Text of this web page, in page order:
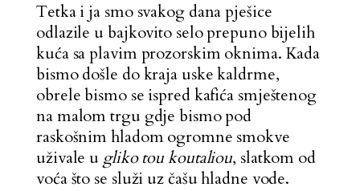
Tetka i ja smo svakog dana pješice
odlazile u bajkovito selo prepuno bijelih
kuća sa plavim prozorskim oknima. Kada
bismo došle do kraja uske kaldrme,
obrele bismo se ispred kafića smještenog
na malom trgu gdje bismo pod
raskošnim hladom ogromne smokve
uživale u gliko tou koutaliou, slatkom od
voća što se služi uz čašu hladne vode.